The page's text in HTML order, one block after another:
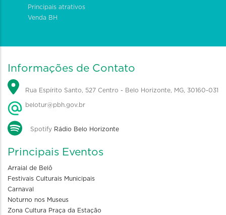
Principais atrativos
Venda BH
Informações de Contato
Rua Espírito Santo, 527 Centro - Belo Horizonte, MG, 30160-031
belotur@pbh.gov.br
Spotify Rádio Belo Horizonte
Principais Eventos
Arraial de Belô
Festivais Culturais Municipais
Carnaval
Noturno nos Museus
Zona Cultura Praça da Estação